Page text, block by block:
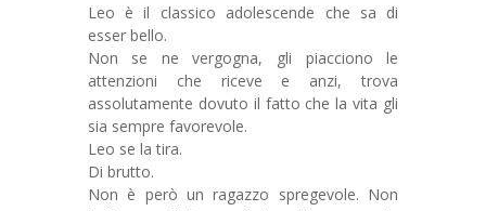
Leo è il classico adolescende che sa di
esser bello.
Non se ne vergogna, gli piacciono le
attenzioni che riceve e anzi, trova
assolutamente dovuto il fatto che la vita gli
sia sempre favorevole.
Leo se la tira.
Di brutto.
Non è però un ragazzo spregevole. Non